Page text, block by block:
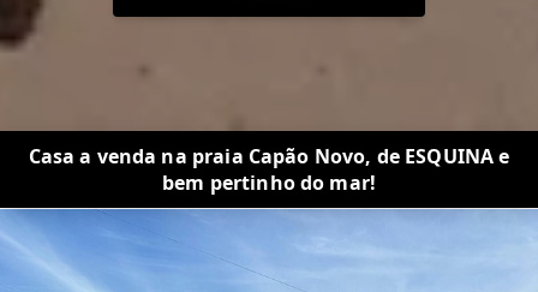
Casa a venda na praia Capão Novo, de ESQUINA e
bem pertinho do mar!